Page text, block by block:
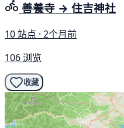
善養寺 → 住吉神社
10 站点 · 2个月前
106 浏览
收藏